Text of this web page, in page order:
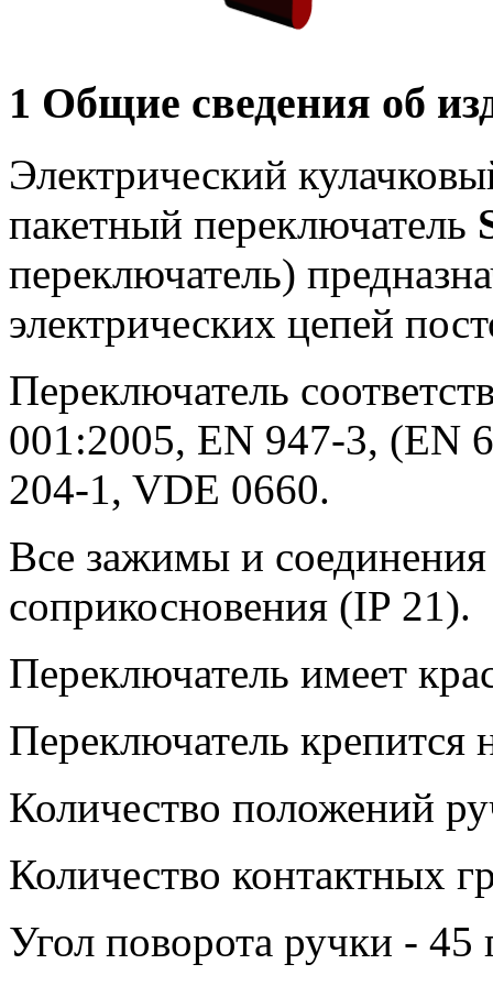
1 Общие сведения об
Электрический
пакетный переключатель
переключатель)
электрических цепей
Переключатель
001:2005, EN 947-3, (EN
204-1, VDE 0660.
Все зажимы и
соприкосновения (IP 21).
Переключатель имеет
Переключатель
Количество положений
Количество контактных
Угол поворота ручки - 45